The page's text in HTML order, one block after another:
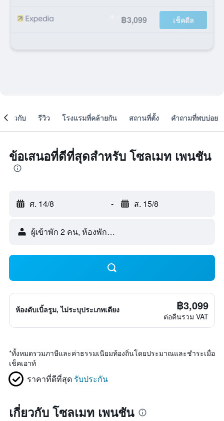
฿3,099 เช็คดีล
เกี่ยวกับ รีวิว โรงแรมที่คล้ายกัน สถานที่ตั้ง คำถามที่พบบ่อย
ข้อเสนอที่ดีที่สุดสำหรับ โซลเมท เพนชัน
ศ. 14/8 - ส. 15/8
ผู้เข้าพัก 2 คน, ห้องพัก 1 ห้อง
ห้องดับเบิ้ลรูม, ไม่ระบุประเภทเตียง ฿3,099
ต่อคืนรวม VAT
*ทั้งหมดรวมภาษีและค่าธรรมเนียมท้องถิ่นโดยประมาณและชำระเมื่อ
เช็คเอาท์
ราคาที่ดีที่สุด รับประกัน
เกี่ยวกับ โซลเมท เพนชัน